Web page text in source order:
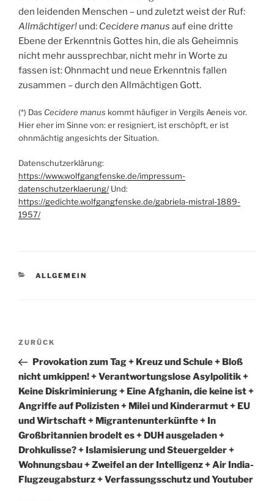
den leidenden Menschen – und zuletzt weist der Ruf:
Allmächtiger! und: Cecidere manus auf eine dritte
Ebene der Erkenntnis Gottes hin, die als Geheimnis
nicht mehr aussprechbar, nicht mehr in Worte zu
fassen ist: Ohnmacht und neue Erkenntnis fallen
zusammen – durch den Allmächtigen Gott.
(*) Das Cecidere manus kommt häufiger in Vergils Aeneis vor.
Hier eher im Sinne von: er resigniert, ist erschöpft, er ist
ohnmächtig angesichts der Situation.
Datenschutzerklärung:
https://www.wolfgangfenske.de/impressum-
datenschutzerklaerung/Und:
https://gedichte.wolfgangfenske.de/gabriela-mistral-1889-
1957/
KATEGORIEN
ALLGEMEIN
Beitragsnavigation
Vorheriger
Beitrag
ZURÜCK
Provokation zum Tag + Kreuz und Schule + Bloß
nicht umkippen! + Verantwortungslose Asylpolitik +
Keine Diskriminierung + Eine Afghanin, die keine ist +
Angriffe auf Polizisten + Milei und Kinderarmut + EU
und Wirtschaft + Migrantenunterkünfte + In
Großbritannien brodelt es + DUH ausgeladen +
Drohkulisse? + Islamisierung und Steuergelder +
Wohnungsbau + Zweifel an der Intelligenz + Air India-
Flugzeugabsturz + Verfassungsschutz und Youtuber